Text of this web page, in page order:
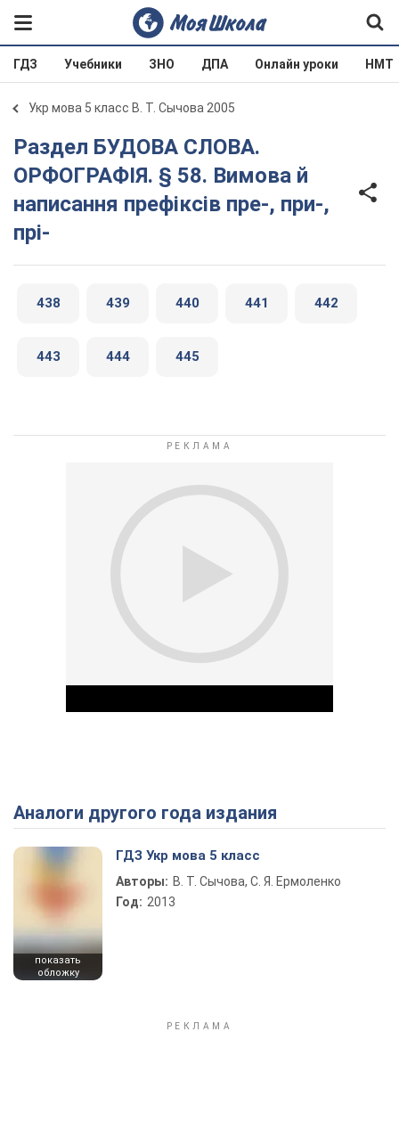
ГДЗ Учебники ЗНО ДПА Онлайн уроки НМТ
Укр мова 5 класс В. Т. Сычова 2005
Раздел БУДОВА СЛОВА.
ОРФОГРАФІЯ. § 58. Вимова й
написання префіксів пре-, при-,
прі-
438 439 440 441 442
443 444 445
Play Video
Аналоги другого года издания
показать
обложку
ГДЗ Укр мова 5 класс
Авторы: В. Т. Сычова, С. Я. Ермоленко
Год: 2013